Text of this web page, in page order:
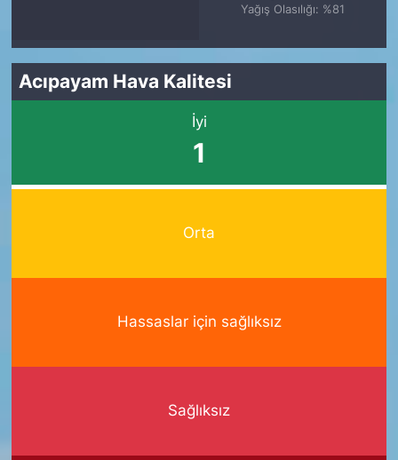
Yağış Olasılığı: %81
Acıpayam Hava Kalitesi
İyi
1
Orta
Hassaslar için sağlıksız
Sağlıksız